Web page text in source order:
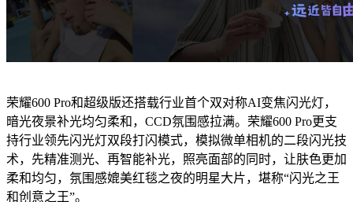
荣耀600 Pro和超级版还搭载行业首个双对称AI变焦闪光灯，
暗光夜景补光均匀柔和，CCD氛围感拉满。荣耀600 Pro更支
持行业领先闪光灯双段打闪模式，模拟微单相机的二段闪光技
术，先精准测光、再智能补光，照亮面部的同时，让肤色更加
柔和均匀，氛围感媲美红毯之夜的明星大片，堪称“闪光之王
和创意之王”。